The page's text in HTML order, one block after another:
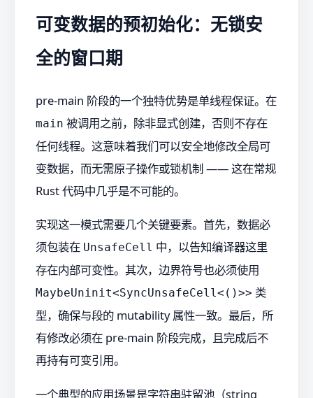
可变数据的预初始化：无锁安
全的窗口期
pre-main 阶段的一个独特优势是单线程保证。在
main 被调用之前，除非显式创建，否则不存在
任何线程。这意味着我们可以安全地修改全局可
变数据，而无需原子操作或锁机制 —— 这在常规
Rust 代码中几乎是不可能的。
实现这一模式需要几个关键要素。首先，数据必
须包装在 UnsafeCell 中，以告知编译器这里
存在内部可变性。其次，边界符号也必须使用
MaybeUninit<SyncUnsafeCell<()>> 类
型，确保与段的 mutability 属性一致。最后，所
有修改必须在 pre-main 阶段完成，且完成后不
再持有可变引用。
一个典型的应用场景是字符串驻留池（string